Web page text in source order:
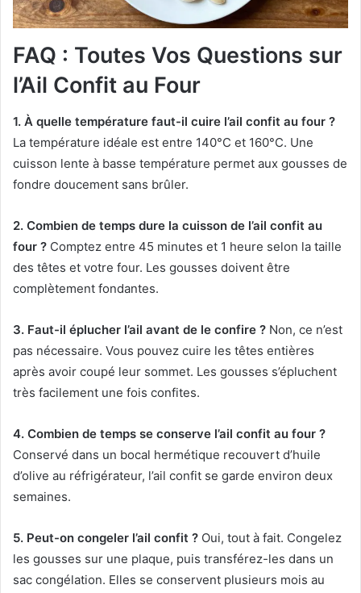
FAQ : Toutes Vos Questions sur
l’Ail Confit au Four
1. À quelle température faut-il cuire l’ail confit au four ?
La température idéale est entre 140°C et 160°C. Une
cuisson lente à basse température permet aux gousses de
fondre doucement sans brûler.
2. Combien de temps dure la cuisson de l’ail confit au
four ? Comptez entre 45 minutes et 1 heure selon la taille
des têtes et votre four. Les gousses doivent être
complètement fondantes.
3. Faut-il éplucher l’ail avant de le confire ? Non, ce n’est
pas nécessaire. Vous pouvez cuire les têtes entières
après avoir coupé leur sommet. Les gousses s’épluchent
très facilement une fois confites.
4. Combien de temps se conserve l’ail confit au four ?
Conservé dans un bocal hermétique recouvert d’huile
d’olive au réfrigérateur, l’ail confit se garde environ deux
semaines.
5. Peut-on congeler l’ail confit ? Oui, tout à fait. Congelez
les gousses sur une plaque, puis transférez-les dans un
sac congélation. Elles se conservent plusieurs mois au